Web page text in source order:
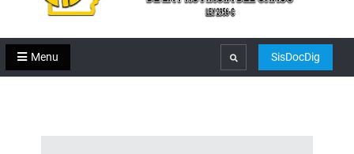
Menu Search SisDocDig